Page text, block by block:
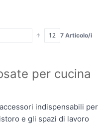
7 Articolo/i
per cucina
indispensabili per
e gli spazi di lavoro